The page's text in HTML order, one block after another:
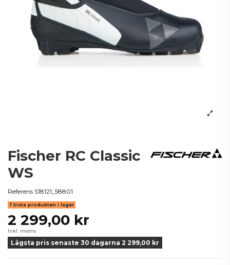
Fischer RC Classic
WS
Referens S18121_58801
Sista produkten i lager
2 299,00 kr
Inkl. moms
Lägsta pris senaste 30 dagarna 2 299,00 kr